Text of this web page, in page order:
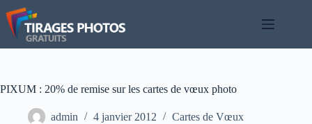
Passer
au
contenu
PIXUM : 20% de remise sur les cartes de vœux photo
admin 4 janvier 2012 Cartes de Vœux